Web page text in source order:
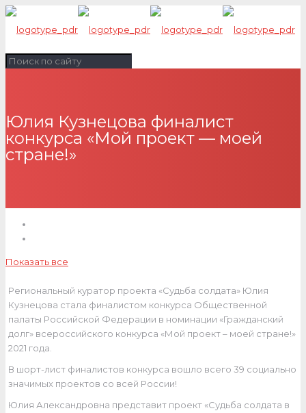
Юлия Кузнецова финалист
конкурса «Мой проект — моей
стране!»
Показать все
Региональный куратор проекта «Судьба солдата» Юлия
Кузнецова стала финалистом конкурса Общественной
палаты Российской Федерации в номинации «Гражданский
долг» всероссийского конкурса «Мой проект – моей стране!»
2021 года.
В шорт-лист финалистов конкурса вошло всего 39 социально
значимых проектов со всей России!
Юлия Александровна представит проект «Судьба солдата в